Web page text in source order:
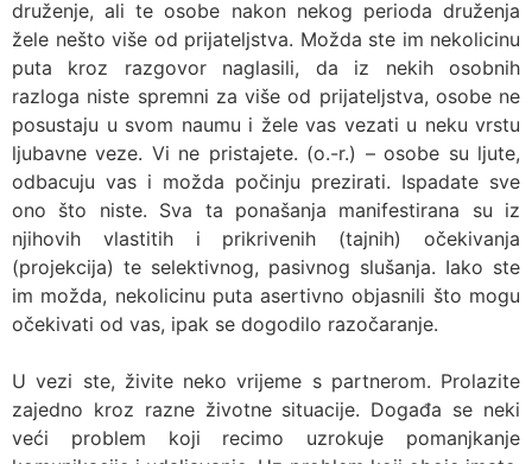
druženje, ali te osobe nakon nekog perioda druženja
žele nešto više od prijateljstva. Možda ste im nekolicinu
puta kroz razgovor naglasili, da iz nekih osobnih
razloga niste spremni za više od prijateljstva, osobe ne
posustaju u svom naumu i žele vas vezati u neku vrstu
ljubavne veze. Vi ne pristajete. (o.-r.) – osobe su ljute,
odbacuju vas i možda počinju prezirati. Ispadate sve
ono što niste. Sva ta ponašanja manifestirana su iz
njihovih vlastitih i prikrivenih (tajnih) očekivanja
(projekcija) te selektivnog, pasivnog slušanja. Iako ste
im možda, nekolicinu puta asertivno objasnili što mogu
očekivati od vas, ipak se dogodilo razočaranje.
U vezi ste, živite neko vrijeme s partnerom. Prolazite
zajedno kroz razne životne situacije. Događa se neki
veći problem koji recimo uzrokuje pomanjkanje